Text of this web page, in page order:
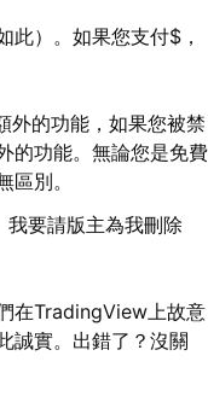
此）。如果您支付$，
外的功能，如果您被禁
的功能。無論您是免費
別。
我要請版主為我刪除
在TradingView上故意
誠實。出錯了？沒關